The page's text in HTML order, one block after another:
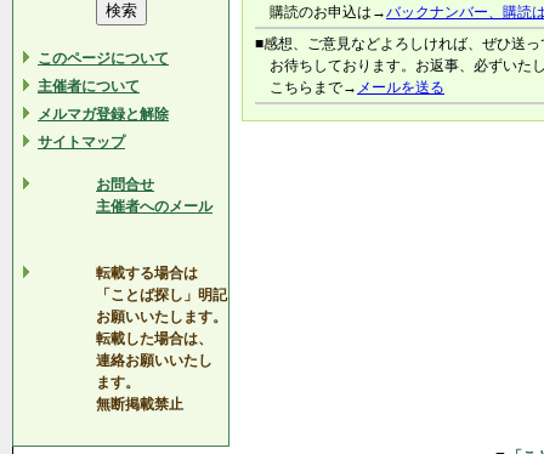
このページについて
主催者について
メルマガ登録と解除
サイトマップ
お問合せ
主催者へのメール
転載する場合は
「ことば探し」明記
お願いいたします。
転載した場合は、
連絡お願いいたし
ます。
無断掲載禁止
購読のお申込は→バックナンバー、購読
■感想、ご意見などよろしければ、ぜひ送
お待ちしております。お返事、必ずいた
こちらまで→ メールを送る